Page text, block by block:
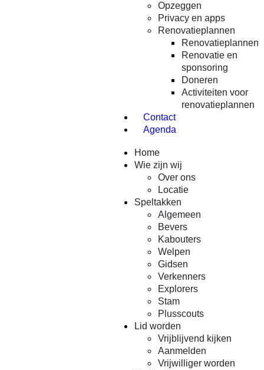
Opzeggen
Privacy en apps
Renovatieplannen
Renovatieplannen
Renovatie en
sponsoring
Doneren
Activiteiten voor
renovatieplannen
Contact
Agenda
Home
Wie zijn wij
Over ons
Locatie
Speltakken
Algemeen
Bevers
Kabouters
Welpen
Gidsen
Verkenners
Explorers
Stam
Plusscouts
Lid worden
Vrijblijvend kijken
Aanmelden
Vrijwilliger worden